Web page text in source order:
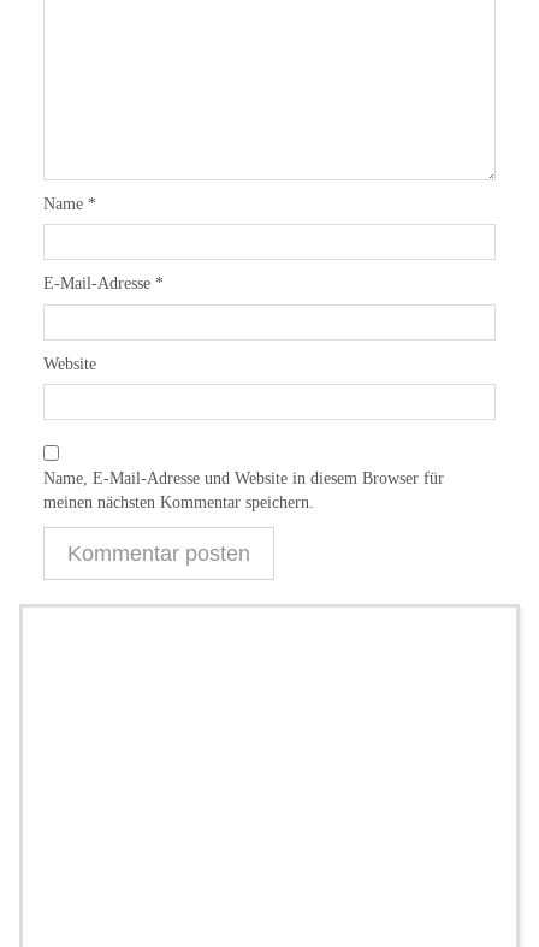
Name *
E-Mail-Adresse *
Website
Name, E-Mail-Adresse und Website in diesem Browser für
meinen nächsten Kommentar speichern.